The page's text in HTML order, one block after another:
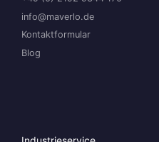
info@maverlo.de
Kontaktformular
Blog